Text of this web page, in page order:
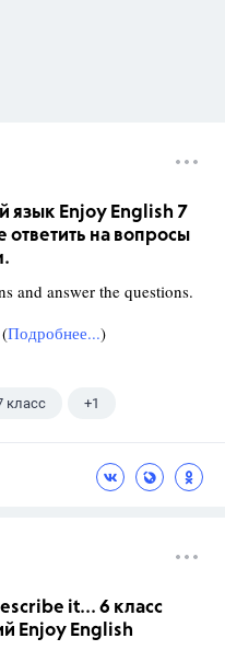
язык Enjoy English 7
ответить на вопросы
and answer the questions.
Подробнее...)
класс +1
it... 6 класс
Enjoy English